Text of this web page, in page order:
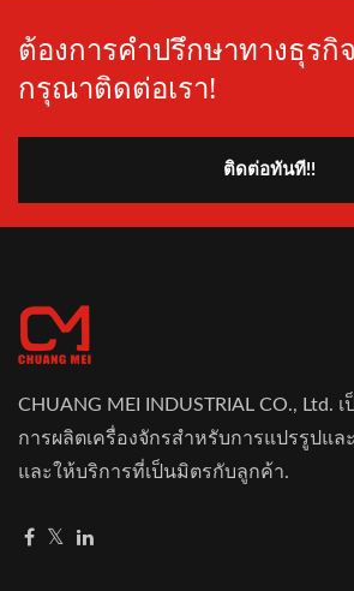
ต้องการคำปรึกษาทางธุรกิ
กรุณาติดต่อเรา!
ติดต่อทันที!!
CHUANG MEI INDUSTRIAL CO., Ltd.
การผลิตเครื่องจักรสำหรับการแปรรูปแล
และให้บริการที่เป็นมิตรกับลูกค้า.